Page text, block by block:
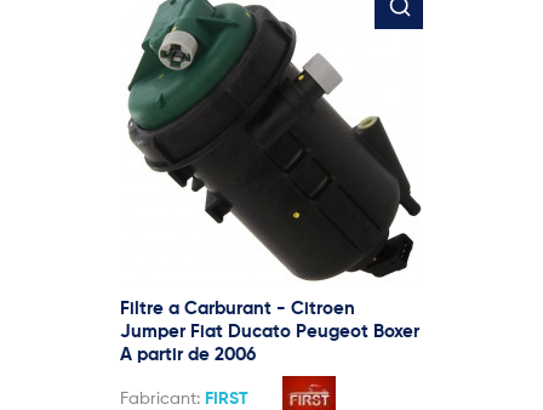
Filtre a Carburant - Citroen
Jumper Fiat Ducato Peugeot Boxer
A partir de 2006
Fabricant: FIRST